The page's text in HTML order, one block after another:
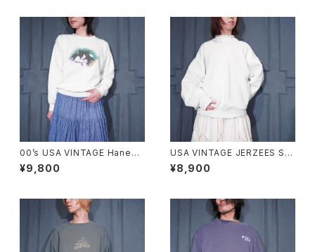
00’s USA VINTAGE Hanes
COMFORT BLEND CAT PRI
NT DESIGN SWEAT SHIRT/
¥9,800
USA VINTAGE JERZEES SU
PER SWEATS LACE FRILL D
ESIGN SWEAT SHIRT/アメリ
¥8,900